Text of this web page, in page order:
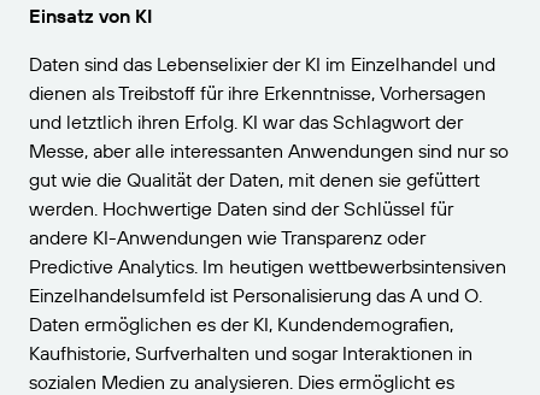
Einsatz von KI
Daten sind das Lebenselixier der KI im Einzelhandel und
dienen als Treibstoff für ihre Erkenntnisse, Vorhersagen
und letztlich ihren Erfolg. KI war das Schlagwort der
Messe, aber alle interessanten Anwendungen sind nur so
gut wie die Qualität der Daten, mit denen sie gefüttert
werden. Hochwertige Daten sind der Schlüssel für
andere KI-Anwendungen wie Transparenz oder
Predictive Analytics. Im heutigen wettbewerbsintensiven
Einzelhandelsumfeld ist Personalisierung das A und O.
Daten ermöglichen es der KI, Kundendemografien,
Kaufhistorie, Surfverhalten und sogar Interaktionen in
sozialen Medien zu analysieren. Dies ermöglicht es